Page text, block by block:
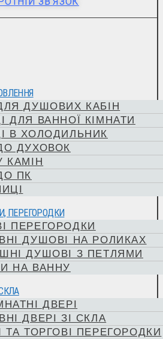
ДУШОВИХ КАБІН
ДЛЯ ВАННОЇ КІМНАТИ
В ХОЛОДИЛЬНИК
ДУХОВОК
КАМІН
ПК
ПЕРЕГОРОДКИ
ПЕРЕГОРОДКИ
ДУШОВІ НА РОЛИКАХ
ДУШОВІ З ПЕТЛЯМИ
НА ВАННУ
ДВЕРІ
ДВЕРІ ЗІ СКЛА
ТА ТОРГОВІ ПЕРЕГОРОДКИ